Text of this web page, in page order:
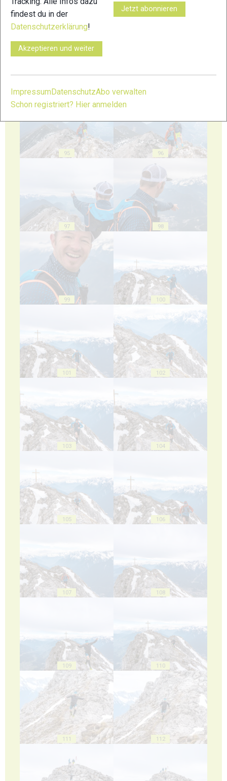
92
95 96
97 98
99 100
101 102
103 104
105 106
107 108
109 110
111 112
findest du in der
Datenschutzerklärung!
Akzeptieren und weiter
Jetzt abonnieren
Impressum DatenschutzAbo verwalten
Schon registriert? Hier anmelden